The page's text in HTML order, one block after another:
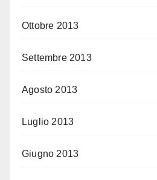
Ottobre 2013
Settembre 2013
Agosto 2013
Luglio 2013
Giugno 2013